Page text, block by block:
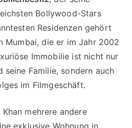
Bollywood-Stars
Residenzen gehört
Mumbai, die er im Jahr 2002
Immobilie ist nicht nur
seine Familie, sondern auch
im Filmgeschäft.
mehrere andere